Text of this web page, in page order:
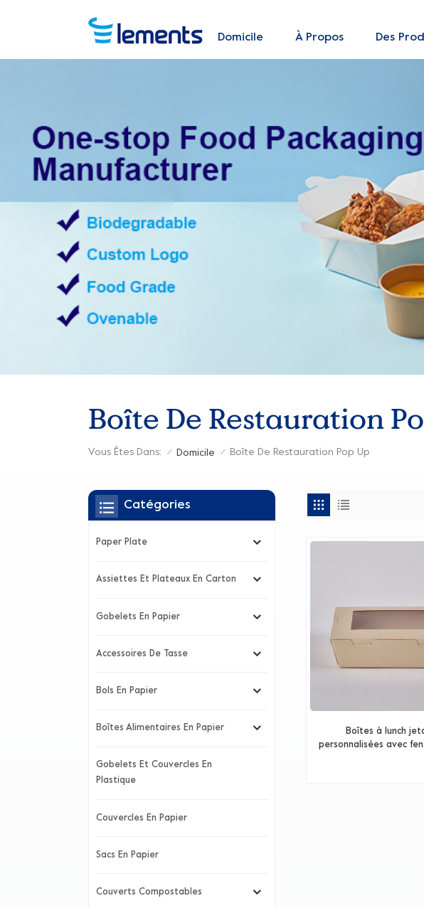
Domicile À Propos Des
Boîte De Restauration
Vous Êtes Dans: / Domicile / Boîte De Restauration Pop Up
Boîtes à lunch
personnalisées avec
Catégories
Paper Plate
Assiettes Et Plateaux En Carton
Gobelets En Papier
Accessoires De Tasse
Bols En Papier
Boîtes Alimentaires En Papier
Gobelets Et Couvercles En
Plastique
Couvercles En Papier
Sacs En Papier
Couverts Compostables